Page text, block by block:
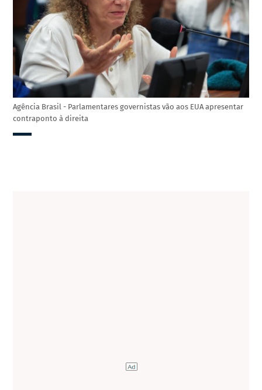
Agência Brasil - Parlamentares governistas vão aos EUA apresentar
contraponto à direita